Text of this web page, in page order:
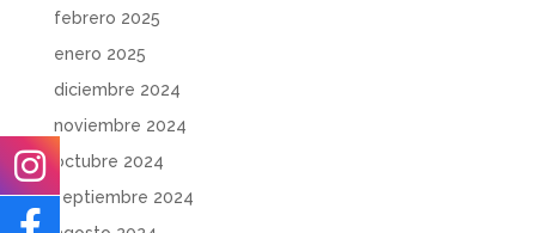
febrero 2025
enero 2025
diciembre 2024
noviembre 2024
octubre 2024
septiembre 2024